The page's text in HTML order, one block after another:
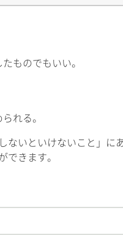
ものでもいい。
れる。
いといけないこと」に
きます。